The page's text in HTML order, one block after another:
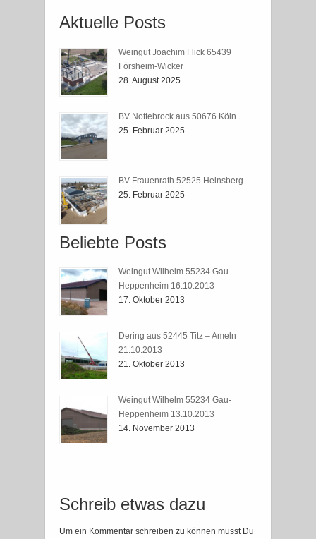
Aktuelle Posts
Weingut Joachim Flick 65439
Försheim-Wicker
28. August 2025
BV Nottebrock aus 50676 Köln
25. Februar 2025
BV Frauenrath 52525 Heinsberg
25. Februar 2025
Beliebte Posts
Weingut Wilhelm 55234 Gau-
Heppenheim 16.10.2013
17. Oktober 2013
Dering aus 52445 Titz – Ameln
21.10.2013
21. Oktober 2013
Weingut Wilhelm 55234 Gau-
Heppenheim 13.10.2013
14. November 2013
Schreib etwas dazu
Um ein Kommentar schreiben zu können musst Du